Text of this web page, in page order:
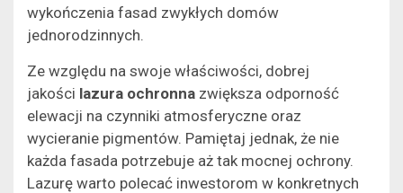
wykończenia fasad zwykłych domów
jednorodzinnych.
Ze względu na swoje właściwości, dobrej
jakości lazura ochronna zwiększa odporność
elewacji na czynniki atmosferyczne oraz
wycieranie pigmentów. Pamiętaj jednak, że nie
każda fasada potrzebuje aż tak mocnej ochrony.
Lazurę warto polecać inwestorom w konkretnych